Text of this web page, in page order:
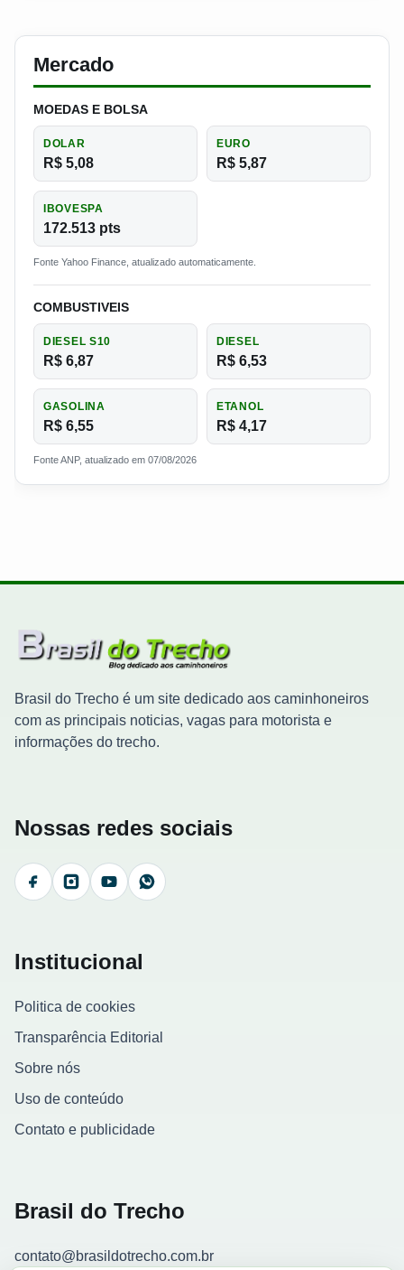
Mercado
MOEDAS E BOLSA
DOLAR
R$ 5,08
EURO
R$ 5,87
IBOVESPA
172.513 pts
Fonte Yahoo Finance, atualizado automaticamente.
COMBUSTIVEIS
DIESEL S10
R$ 6,87
DIESEL
R$ 6,53
GASOLINA
R$ 6,55
ETANOL
R$ 4,17
Fonte ANP, atualizado em 07/08/2026
Brasil do Trecho é um site dedicado aos caminhoneiros
com as principais noticias, vagas para motorista e
informações do trecho.
Nossas redes sociais
FacebookInstagramYouTubeWhatsApp
Institucional
Politica de cookies
Transparência Editorial
Sobre nós
Uso de conteúdo
Contato e publicidade
Brasil do Trecho
contato@brasildotrecho.com.br